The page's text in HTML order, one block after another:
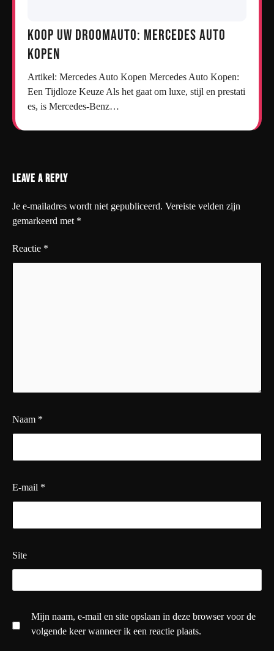
Koop uw droomauto: Mercedes auto
kopen
Artikel: Mercedes Auto Kopen Mercedes Auto Kopen:
Een Tijdloze Keuze Als het gaat om luxe, stijl en prestati
es, is Mercedes-Benz…
Leave a Reply
Je e-mailadres wordt niet gepubliceerd. Vereiste velden zijn
gemarkeerd met *
Reactie *
Naam *
E-mail *
Site
Mijn naam, e-mail en site opslaan in deze browser voor de
volgende keer wanneer ik een reactie plaats.